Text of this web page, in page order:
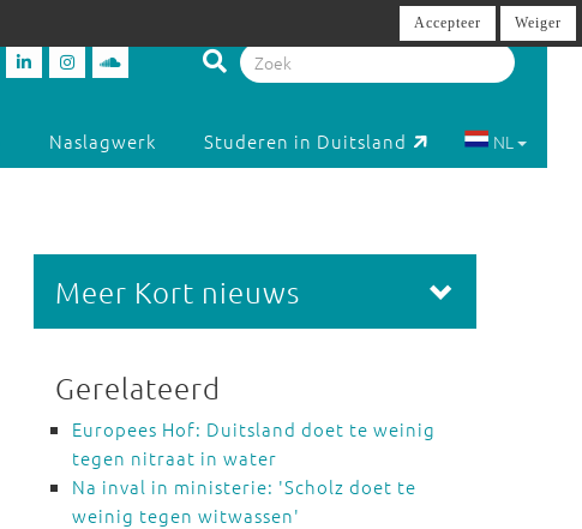
Naslagwerk Studeren in Duitsland NL
Meer Kort nieuws
Gerelateerd
Europees Hof: Duitsland doet te weinig
tegen nitraat in water
Na inval in ministerie: 'Scholz doet te
weinig tegen witwassen'
Accepteer Weiger